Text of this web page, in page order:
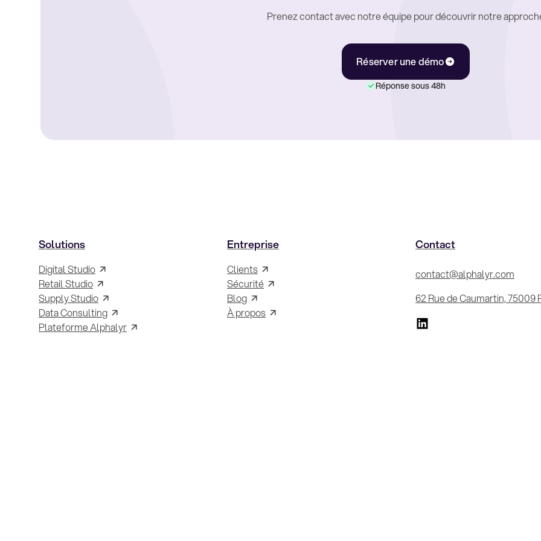
Prenez contact avec notre équipe pour découvrir notre
Réserver une démo
Réponse sous 48h
Solutions
Digital Studio
Retail Studio
Supply Studio
Data Consulting
Plateforme Alphalyr
Entreprise
Clients
Sécurité
Blog
À propos
Contact
contact@alphalyr.com
62 Rue de Caumartin, 75009